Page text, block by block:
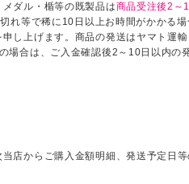
ダル・楯等の既製品は商品受注後2～
れ等で稀に10日以上お時間がかかる
し上げます。商品の発送はヤマト運
場合は、ご入金確認後2～10日以内の
店からご購入金額明細、発送予定日